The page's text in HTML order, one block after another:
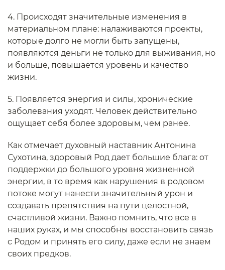
4. Происходят значительные изменения в
материальном плане: налаживаются проекты,
которые долго не могли быть запущены,
появляются деньги не только для выживания, но
и больше, повышается уровень и качество
жизни.
5. Появляется энергия и силы, хронические
заболевания уходят. Человек действительно
ощущает себя более здоровым, чем ранее.
Как отмечает духовный наставник Антонина
Сухотина, здоровый Род дает большие блага: от
поддержки до большого уровня жизненной
энергии, в то время как нарушения в родовом
потоке могут нанести значительный урон и
создавать препятствия на пути целостной,
счастливой жизни. Важно помнить, что все в
наших руках, и мы способны восстановить связь
с Родом и принять его силу, даже если не знаем
своих предков.